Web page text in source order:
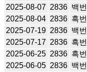
2025-08-07 2836 백번
2025-08-04 2836 흑번
2025-07-19 2836 백번
2025-07-17 2836 흑번
2025-06-25 2836 흑번
2025-06-05 2836 백번